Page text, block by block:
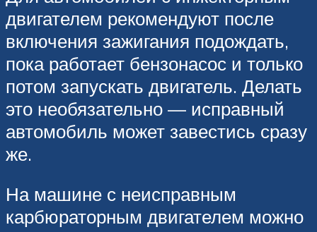
двигателем рекомендуют после
включения зажигания подождать,
пока работает бензонасос и только
потом запускать двигатель. Делать
это необязательно — исправный
автомобиль может завестись сразу
же.
На машине с неисправным
карбюраторным двигателем можно